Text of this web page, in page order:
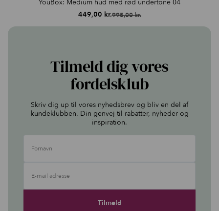
YouBox: Medium hud med rød undertone 04
995,00kr.
oprindelige
449,00 kr.
aktuelle
Tilmeld dig vores
fordelsklub
Skriv dig up til vores nyhedsbrev og bliv en del af
kundeklubben. Din genvej til rabatter, nyheder og
inspiration.
Fornavn
E-mail adresse